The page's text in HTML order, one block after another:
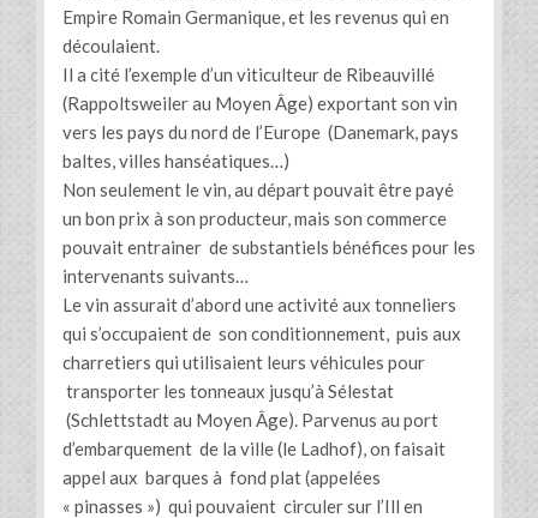
Empire Romain Germanique, et les revenus qui en
découlaient.
Il a cité l’exemple d’un viticulteur de Ribeauvillé
(Rappoltsweiler au Moyen Âge) exportant son vin
vers les pays du nord de l’Europe (Danemark, pays
baltes, villes hanséatiques…)
Non seulement le vin, au départ pouvait être payé
un bon prix à son producteur, mais son commerce
pouvait entrainer de substantiels bénéfices pour les
intervenants suivants…
Le vin assurait d’abord une activité aux tonneliers
qui s’occupaient de son conditionnement, puis aux
charretiers qui utilisaient leurs véhicules pour
transporter les tonneaux jusqu’à Sélestat
(Schlettstadt au Moyen Âge). Parvenus au port
d’embarquement de la ville (le Ladhof), on faisait
appel aux barques à fond plat (appelées
« pinasses ») qui pouvaient circuler sur l’Ill en